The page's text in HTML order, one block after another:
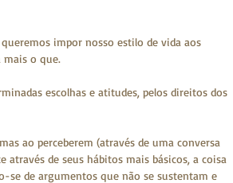
impor nosso estilo de vida aos
mais o que.
escolhas e atitudes, pelos direitos dos
ao perceberem (através de uma conversa
de seus hábitos mais básicos, a coisa
se de argumentos que não se sustentam e